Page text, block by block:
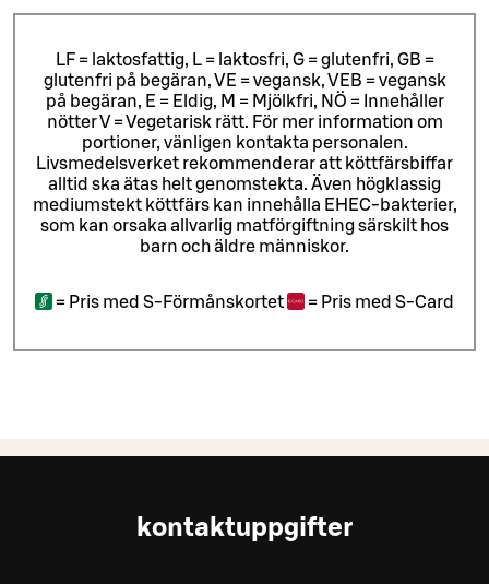
LF = laktosfattig, L = laktosfri, G = glutenfri, GB =
glutenfri på begäran, VE = vegansk, VEB = vegansk
på begäran, E = Eldig, M = Mjölkfri, NÖ = Innehåller
nötter V = Vegetarisk rätt. För mer information om
portioner, vänligen kontakta personalen.
Livsmedelsverket rekommenderar att köttfärsbiffar
alltid ska ätas helt genomstekta. Även högklassig
mediumstekt köttfärs kan innehålla EHEC-bakterier,
som kan orsaka allvarlig matförgiftning särskilt hos
barn och äldre människor.
= Pris med S-Förmånskortet = Pris med S-Card
kontaktuppgifter